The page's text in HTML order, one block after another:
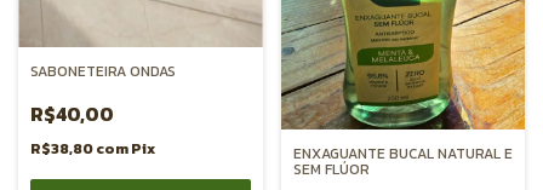
SABONETEIRA ONDAS
R$40,00
R$38,80comPix ENXAGUANTE BUCAL NATURAL E
SEM FLÚOR